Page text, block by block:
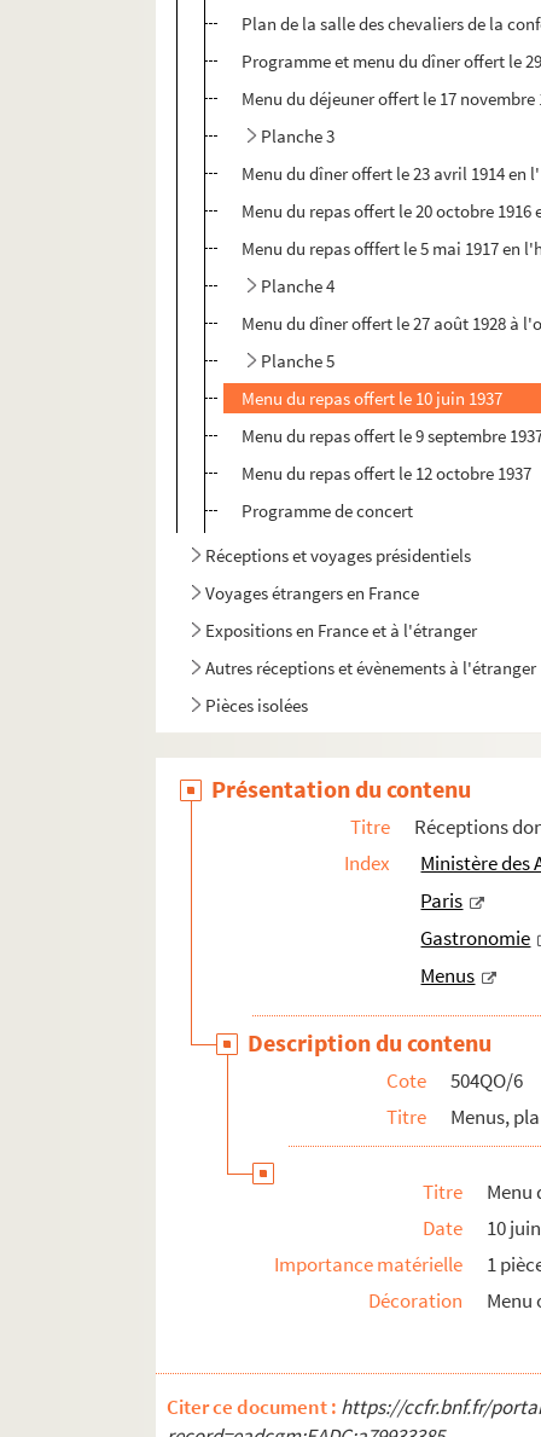
Plan de la salle des chevaliers de la
Programme et menu du dîner offert le
Menu du déjeuner offert le 17 novembre
Planche 3
Menu du dîner offert le 23 avril 1914 en
Menu du repas offert le 20 octobre
Menu du repas offfert le 5 mai 1917 en
Planche 4
Menu du dîner offert le 27 août 1928 à
Planche 5
Menu du repas offert le 10 juin 1937
Menu du repas offert le 9 septembre
Menu du repas offert le 12 octobre 1937
Programme de concert
Réceptions et voyages présidentiels
Voyages étrangers en France
Expositions en France et à l'étranger
Autres réceptions et évènements à l'étranger
Pièces isolées
Présentation du contenu
Titre
Réceptions
Index
Ministère des
Paris
Gastronomie
Menus
Description du contenu
Cote
504QO/6
Titre
Menus,
Titre
Menu
Date
10
Importance matérielle
1
Décoration
Menu
Citer ce document : https://ccfr.bnf.fr/